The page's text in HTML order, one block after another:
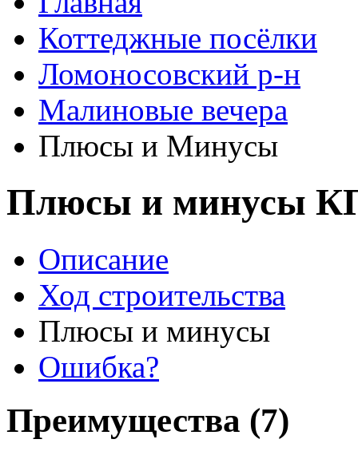
Коттеджные посёлки
Ломоносовский р-н
Малиновые вечера
Плюсы и Минусы
Плюсы и минусы
Описание
Ход строительства
Плюсы и минусы
Ошибка?
Преимущества (7)